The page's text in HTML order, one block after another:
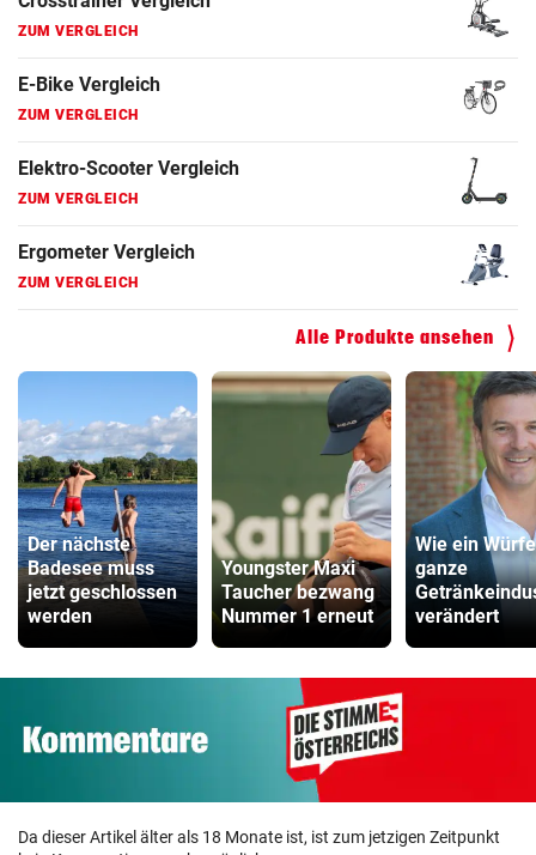
ZUM VERGLEICH
ZUM VERGLEICH
Hoverboard Vergleich
ZUM VERGLEICH
Kinderfahrrad Vergleich
ZUM VERGLEICH
Alle Produkte ansehen
Der nächste
Badesee muss
jetzt geschlossen
werden
Youngster Maxi
Taucher bezwang
Nummer 1 erneut
Wie ein
ganze
verändert
Da dieser Artikel älter als 18 Monate ist, ist zum jetzigen Zeitpunkt